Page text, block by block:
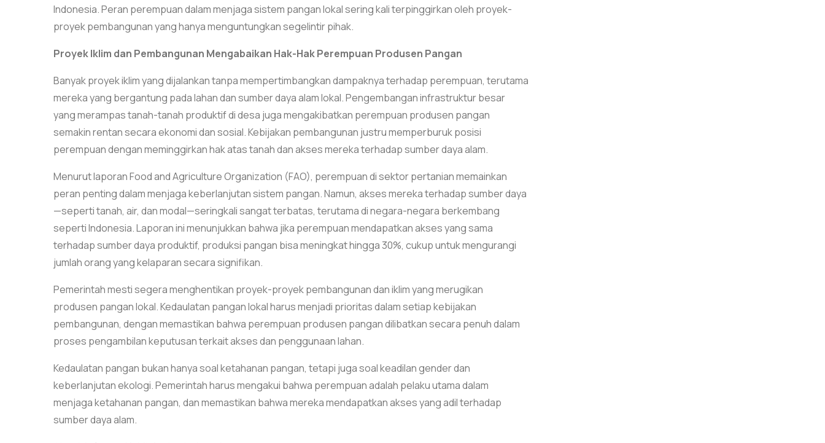
Indonesia. Peran perempuan dalam menjaga sistem pangan lokal sering kali terpinggirkan oleh proyek-
proyek pembangunan yang hanya menguntungkan segelintir pihak.
Proyek Iklim dan Pembangunan Mengabaikan Hak-Hak Perempuan Produsen Pangan
Banyak proyek iklim yang dijalankan tanpa mempertimbangkan dampaknya terhadap perempuan, terutama
mereka yang bergantung pada lahan dan sumber daya alam lokal. Pengembangan infrastruktur besar
yang merampas tanah-tanah produktif di desa juga mengakibatkan perempuan produsen pangan
semakin rentan secara ekonomi dan sosial. Kebijakan pembangunan justru memperburuk posisi
perempuan dengan meminggirkan hak atas tanah dan akses mereka terhadap sumber daya alam.
Menurut laporan Food and Agriculture Organization (FAO), perempuan di sektor pertanian memainkan
peran penting dalam menjaga keberlanjutan sistem pangan. Namun, akses mereka terhadap sumber daya
—seperti tanah, air, dan modal—seringkali sangat terbatas, terutama di negara-negara berkembang
seperti Indonesia. Laporan ini menunjukkan bahwa jika perempuan mendapatkan akses yang sama
terhadap sumber daya produktif, produksi pangan bisa meningkat hingga 30%, cukup untuk mengurangi
jumlah orang yang kelaparan secara signifikan.
Pemerintah mesti segera menghentikan proyek-proyek pembangunan dan iklim yang merugikan
produsen pangan lokal. Kedaulatan pangan lokal harus menjadi prioritas dalam setiap kebijakan
pembangunan, dengan memastikan bahwa perempuan produsen pangan dilibatkan secara penuh dalam
proses pengambilan keputusan terkait akses dan penggunaan lahan.
Kedaulatan pangan bukan hanya soal ketahanan pangan, tetapi juga soal keadilan gender dan
keberlanjutan ekologi. Pemerintah harus mengakui bahwa perempuan adalah pelaku utama dalam
menjaga ketahanan pangan, dan memastikan bahwa mereka mendapatkan akses yang adil terhadap
sumber daya alam.